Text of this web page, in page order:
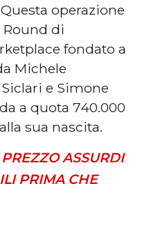
operazione
di
fondato a
Michele
e Simone
a quota 740.000
sua nascita.
ASSURDI
PRIMA CHE